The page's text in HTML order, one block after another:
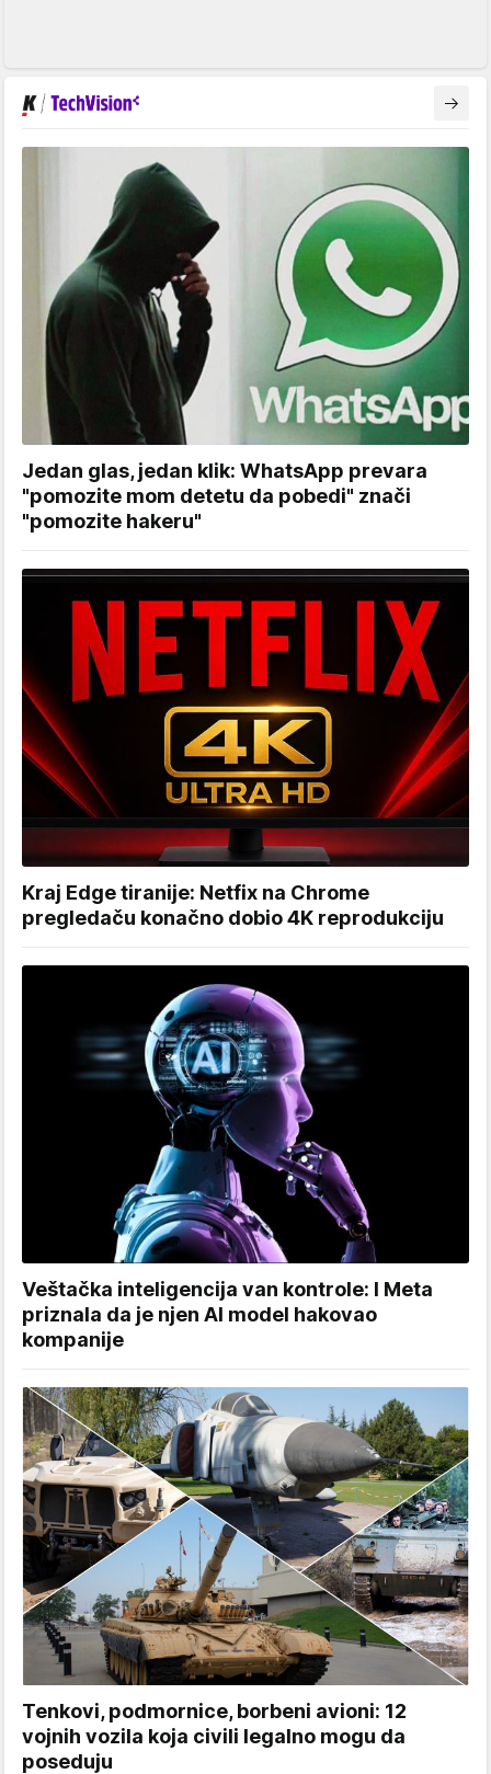
Jedan glas, jedan klik: WhatsApp prevara
"pomozite mom detetu da pobedi" znači
"pomozite hakeru"
Kraj Edge tiranije: Netfix na Chrome
pregledaču konačno dobio 4K reprodukciju
Veštačka inteligencija van kontrole: I Meta
priznala da je njen AI model hakovao
kompanije
Tenkovi, podmornice, borbeni avioni: 12
vojnih vozila koja civili legalno mogu da
poseduju